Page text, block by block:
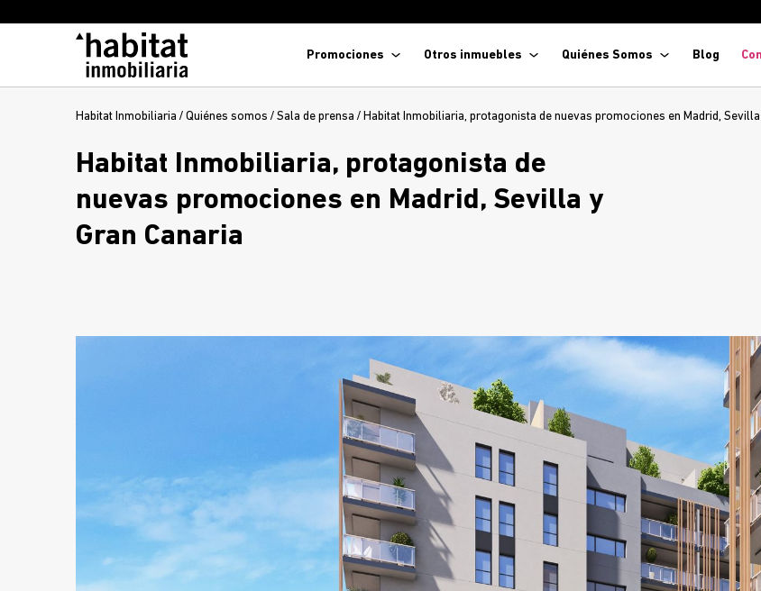
Promociones Otros inmuebles Quiénes Somos Blog
Habitat Inmobiliaria / Quiénes somos / Sala de prensa / Habitat Inmobiliaria, protagonista de nuevas promociones en Madrid, Sevilla
Habitat Inmobiliaria, protagonista de
nuevas promociones en Madrid, Sevilla y
Gran Canaria